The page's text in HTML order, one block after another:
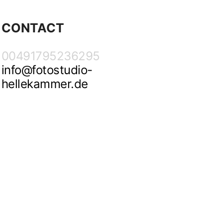
CONTACT
00491795236295
info@fotostudio-
hellekammer.de